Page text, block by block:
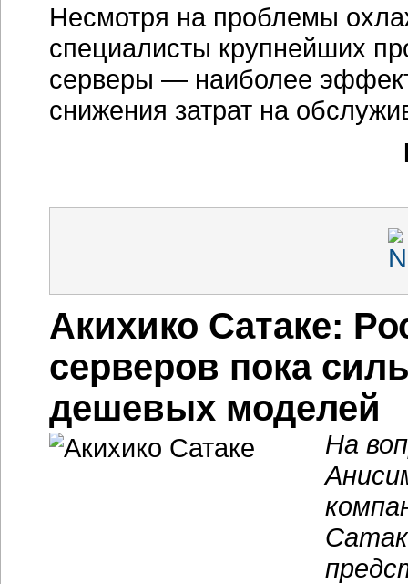
Несмотря на проблемы
специалисты крупнейших
серверы — наиболее
снижения затрат на
Акихико Сатаке:
серверов пока
дешевых моделей
На